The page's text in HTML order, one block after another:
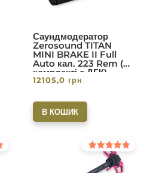
Саундмодератор
Zerosound TITAN
MINI BRAKE II Full
Auto кал. 223 Rem (в
комплекті с ДГК)
різьба 1/2-28. Вlack
12105,0 грн
В КОШИК
Оцінено в
з 5